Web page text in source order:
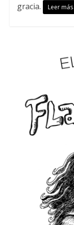
gracia.
Leer más